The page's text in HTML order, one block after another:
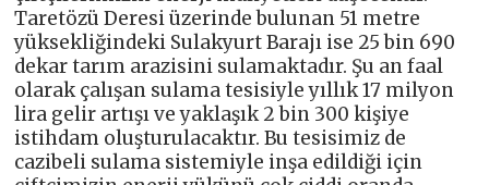
Taretözü Deresi üzerinde bulunan 51 metre
yüksekliğindeki Sulakyurt Barajı ise 25 bin 690
dekar tarım arazisini sulamaktadır. Şu an faal
olarak çalışan sulama tesisiyle yıllık 17 milyon
lira gelir artışı ve yaklaşık 2 bin 300 kişiye
istihdam oluşturulacaktır. Bu tesisimiz de
cazibeli sulama sistemiyle inşa edildiği için